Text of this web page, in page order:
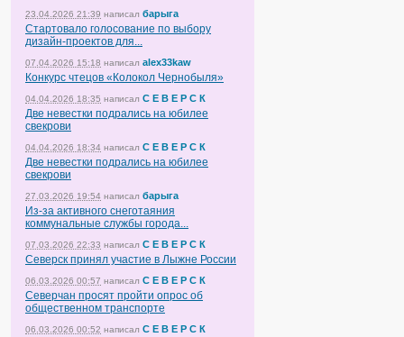
23.04.2026 21:39 написал барыга
Стартовало голосование по выбору
дизайн-проектов для...
07.04.2026 15:18 написал alex33kaw
Конкурс чтецов «Колокол Чернобыля»
04.04.2026 18:35 написал С Е В Е Р С К
Две невестки подрались на юбилее
свекрови
04.04.2026 18:34 написал С Е В Е Р С К
Две невестки подрались на юбилее
свекрови
27.03.2026 19:54 написал барыга
Из-за активного снеготаяния
коммунальные службы города...
07.03.2026 22:33 написал С Е В Е Р С К
Северск принял участие в Лыжне России
06.03.2026 00:57 написал С Е В Е Р С К
Северчан просят пройти опрос об
общественном транспорте
06.03.2026 00:52 написал С Е В Е Р С К